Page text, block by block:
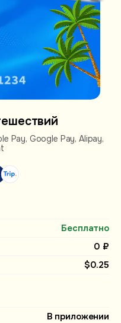
Pay, Google Pay, Alipay,
Бесплатно
0 ₽
$0.25
В приложении